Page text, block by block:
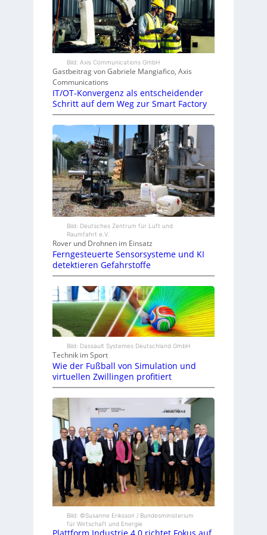
Bild: Axis Communications GmbH
Gastbeitrag von Gabriele Mangiafico, Axis
Communications
IT/OT-Konvergenz als entscheidender
Schritt auf dem Weg zur Smart Factory
Bild: Deutsches Zentrum für Luft und
Raumfahrt e.V.
Rover und Drohnen im Einsatz
Ferngesteuerte Sensorsysteme und KI
detektieren Gefahrstoffe
Bild: Dassault Systemes Deutschland GmbH
Technik im Sport
Wie der Fußball von Simulation und
virtuellen Zwillingen profitiert
Bild: ©Susanne Eriksson / Bundesministerium
für Wirtschaft und Energie
Plattform Industrie 4.0 richtet Fokus auf